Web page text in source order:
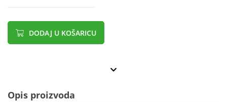
DODAJ U KOŠARICU
Opis proizvoda